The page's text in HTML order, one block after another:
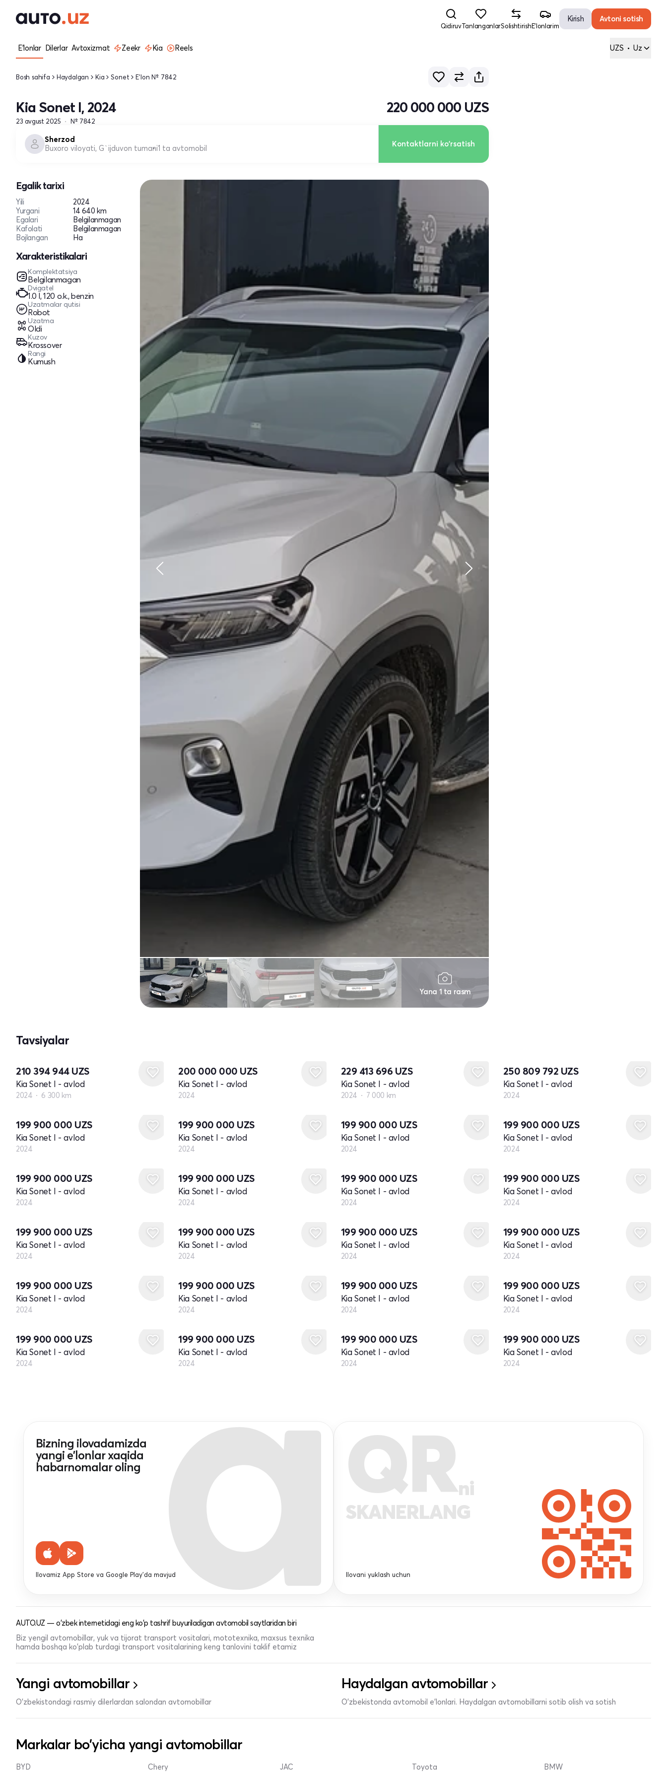
QidiruvTanlanganlarSolishtirishE'lonlarim
Kirish Avtoni sotish
E'lonlar Dilerlar Avtoxizmat Zeekr Kia Reels UZS • Uz
Bosh sahifa Haydalgan Kia Sonet E'lon № 7842
Kia Sonet I, 2024
23 avgust 2025 № 7842
220 000 000 UZS
Sherzod
Buxoro viloyati, G`ijduvon tumani1 ta avtomobil Kontaktlarni ko'rsatish
Egalik tarixi
Yili
2024
Yurgani
14 640 km
Egalari
Belgilanmagan
Kafolati
Belgilanmagan
Bojlangan
Ha
Xarakteristikalari
Komplektatsiya
Belgilanmagan
Dvigatel
1.0 l, 120 o.k., benzin
Uzatmalar qutisi
Robot
Uzatma
Oldi
Kuzov
Krossover
Rangi
Kumush
Yana 1 ta rasm
Tavsiyalar
210 394 944 UZS
Kia Sonet I - avlod
2024 6 300 km
200 000 000 UZS
Kia Sonet I - avlod
2024
229 413 696 UZS
Kia Sonet I - avlod
2024 7 000 km
250 809 792 UZS
Kia Sonet I - avlod
2024
199 900 000 UZS
Kia Sonet I - avlod
2024
199 900 000 UZS
Kia Sonet I - avlod
2024
199 900 000 UZS
Kia Sonet I - avlod
2024
199 900 000 UZS
Kia Sonet I - avlod
2024
199 900 000 UZS
Kia Sonet I - avlod
2024
199 900 000 UZS
Kia Sonet I - avlod
2024
199 900 000 UZS
Kia Sonet I - avlod
2024
199 900 000 UZS
Kia Sonet I - avlod
2024
199 900 000 UZS
Kia Sonet I - avlod
2024
199 900 000 UZS
Kia Sonet I - avlod
2024
199 900 000 UZS
Kia Sonet I - avlod
2024
199 900 000 UZS
Kia Sonet I - avlod
2024
199 900 000 UZS
Kia Sonet I - avlod
2024
199 900 000 UZS
Kia Sonet I - avlod
2024
199 900 000 UZS
Kia Sonet I - avlod
2024
199 900 000 UZS
Kia Sonet I - avlod
2024
199 900 000 UZS
Kia Sonet I - avlod
2024
199 900 000 UZS
Kia Sonet I - avlod
2024
199 900 000 UZS
Kia Sonet I - avlod
2024
199 900 000 UZS
Kia Sonet I - avlod
2024
Bizning ilovadamizda
yangi e'lonlar xaqida
habarnomalar oling
Ilovamiz App Store va Google Play'da mavjud
QRni
SKANERLANG
Ilovani yuklash uchun
AUTO.UZ — o'zbek internetidagi eng ko'p tashrif buyuriladigan avtomobil saytlaridan biri
Biz yengil avtomobillar, yuk va tijorat transport vositalari, mototexnika, maxsus texnika
hamda boshqa ko'plab turdagi transport vositalarining keng tanlovini taklif etamiz
Yangi avtomobillar
O'zbekistondagi rasmiy dilerlardan salondan avtomobillar
Haydalgan avtomobillar
O'zbekistonda avtomobil e’lonlari. Haydalgan avtomobillarni sotib olish va sotish
Markalar bo'yicha yangi avtomobillar
BYD Chery JAC Toyota BMW